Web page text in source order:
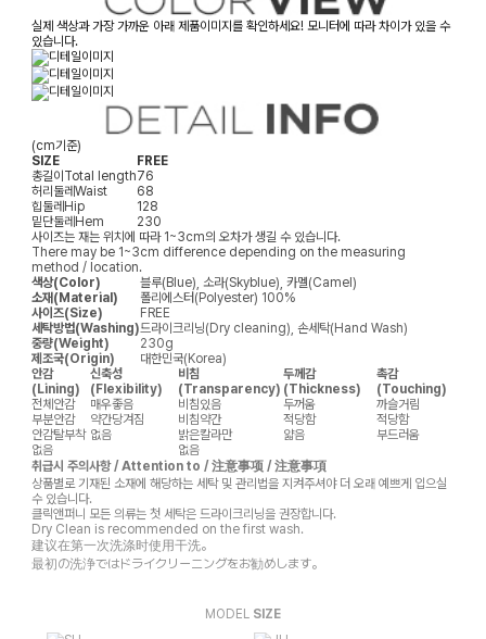
실제 색상과 가장 가까운 아래 제품이미지를 확인하세요! 모니터에 따라 차이가 있을 수
있습니다.
(cm기준)
SIZE
FREE
총길이Total length76
허리둘레Waist
68
힙둘레Hip
128
밑단둘레Hem
230
사이즈는 재는 위치에 따라 1~3cm의 오차가 생길 수 있습니다.
There may be 1~3cm difference depending on the measuring
method / location.
색상(Color)
블루(Blue), 소라(Skyblue), 카멜(Camel)
소재(Material)
폴리에스터(Polyester) 100%
사이즈(Size)
FREE
세탁방법(Washing)드라이크리닝(Dry cleaning), 손세탁(Hand Wash)
중량(Weight)
230g
제조국(Origin)
대한민국(Korea)
안감
(Lining)
신축성
(Flexibility)
비침
(Transparency)
두께감
(Thickness)
촉감
(Touching)
전체안감
매우좋음 비침있음 두꺼움
까슬거림
부분안감
약간당겨짐 비침약간 적당함
적당함
안감탈부착 없음 밝은칼라만 얇음
부드러움
없음
없음
취급시 주의사항 / Attention to / 注意事项 / 注意事項
상품별로 기재된 소재에 해당하는 세탁 및 관리법을 지켜주셔야 더 오래 예쁘게 입으실
수 있습니다.
클릭앤퍼니 모든 의류는 첫 세탁은 드라이크리닝을 권장합니다.
Dry Clean is recommended on the first wash.
建议在第一次洗涤时使用干洗。
最初の洗浄ではドライクリーニングをお勧めします。
MODEL SIZE